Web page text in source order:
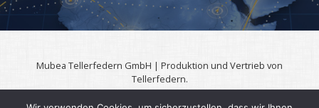
Mubea Tellerfedern GmbH | Produktion und Vertrieb von
Tellerfedern.